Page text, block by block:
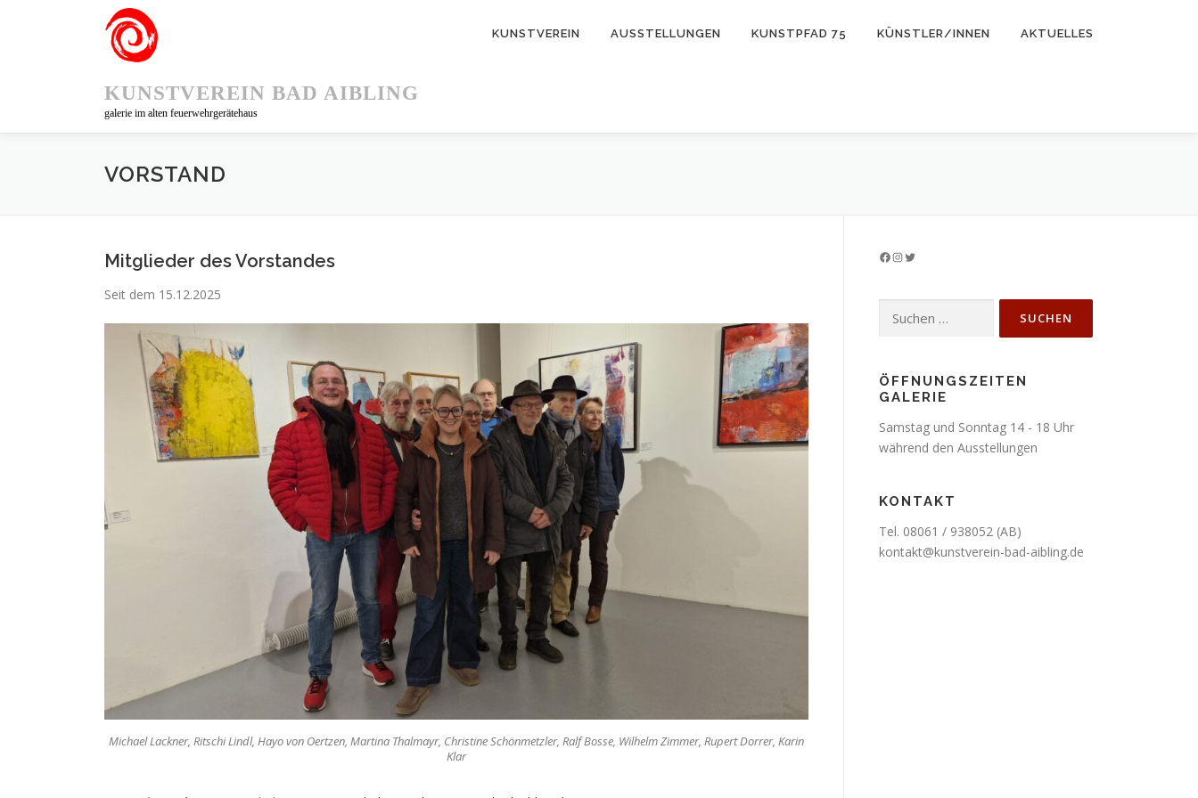
KUNSTVEREIN BAD AIBLING
galerie im alten feuerwehrgerätehaus
KUNSTVEREIN AUSSTELLUNGEN KUNSTPFAD 75 KÜNSTLER/INNEN AKTUELLES
VORSTAND
Mitglieder des Vorstandes
Seit dem 15.12.2025
Michael Lackner, Ritschi Lindl, Hayo von Oertzen, Martina Thalmayr, Christine Schönmetzler, Ralf Bosse, Wilhelm Zimmer, Rupert Dorrer, Karin
Klar
Facebook InstagramTwitter
nach:
ÖFFNUNGSZEITEN
GALERIE
Samstag und Sonntag 14 - 18 Uhr
während den Ausstellungen
KONTAKT
Tel. 08061 / 938052 (AB)
kontakt@kunstverein-bad-aibling.de